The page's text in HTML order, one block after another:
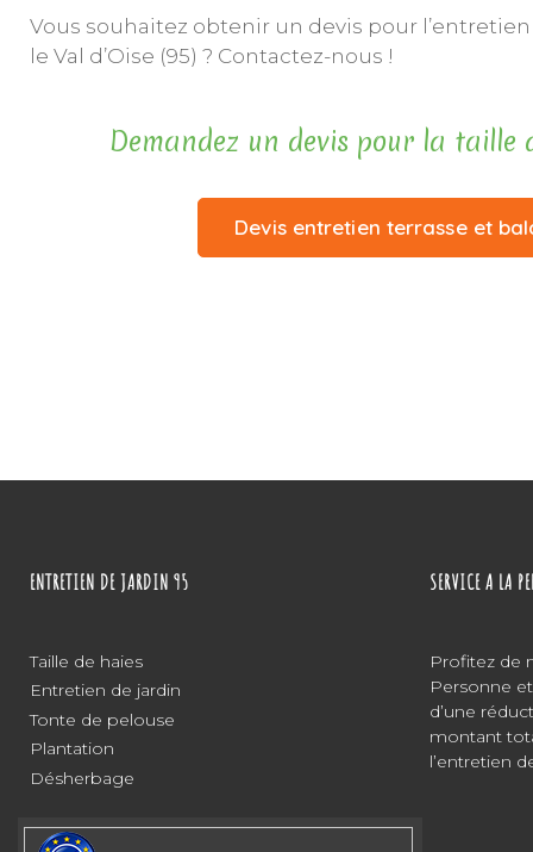
Vous souhaitez obtenir un devis pour
le Val d’Oise (95) ? Contactez-nous !
Demandez un devis pour la taille
Devis entretien terrasse et
ENTRETIEN DE JARDIN 95
Taille de haies
Entretien de jardin
Tonte de pelouse
Plantation
Désherbage
SERVICE A LA
Profitez de
Personne
d’une
montant
l’entretien